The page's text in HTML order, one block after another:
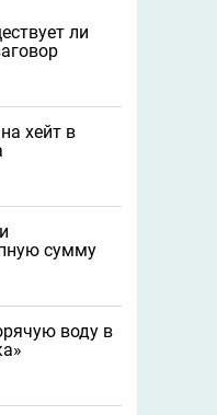
ли
хейт в
сумму
воду в